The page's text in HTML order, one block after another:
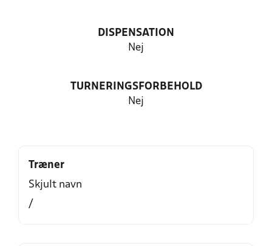
DISPENSATION
Nej
TURNERINGSFORBEHOLD
Nej
Træner
Skjult navn
/